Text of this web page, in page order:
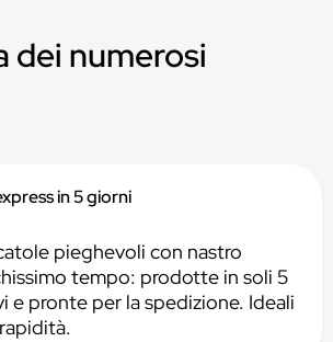
numerosi
in 5 giorni
pieghevoli con nastro
tempo: prodotte in soli 5
e pronte per la spedizione. Ideali